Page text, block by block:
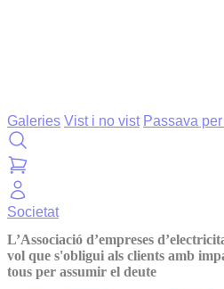
Galeries Vist i no vist Passava
Societat
L’Associació d’empreses
vol que s'obligui als clients amb
tous per assumir el deute